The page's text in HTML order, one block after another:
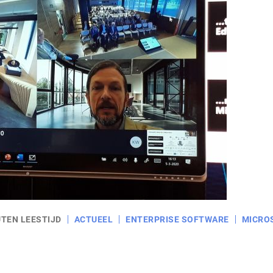
LEESTIJD ACTUEEL ENTERPRISE SOFTWARE